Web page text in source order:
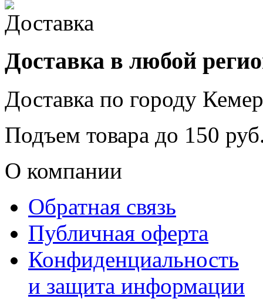
Доставка в любой
Доставка по городу
Подъем товара до 150
О компании
Обратная связь
Публичная оферта
Конфиденциальность
и защита информации